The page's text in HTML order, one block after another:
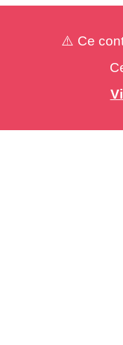
⚠️ Ce